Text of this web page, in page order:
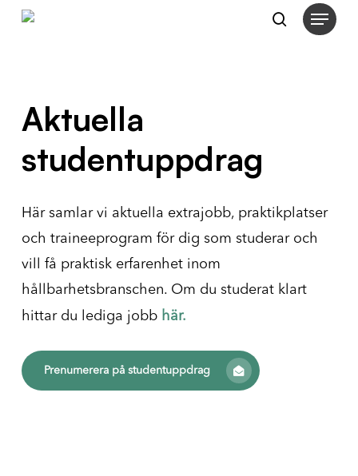
Skip
search
Menu
Aktuella
studentuppdrag
Här samlar vi aktuella extrajobb, praktikplatser
och traineeprogram för dig som studerar och
vill få praktisk erfarenhet inom
hållbarhetsbranschen. Om du studerat klart
hittar du lediga jobb här.
Prenumerera på studentuppdrag